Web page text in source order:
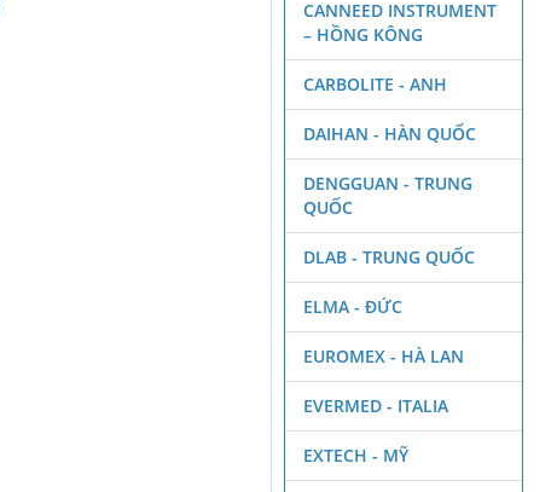
CANNEED INSTRUMENT
– HỒNG KÔNG
CARBOLITE - ANH
DAIHAN - HÀN QUỐC
DENGGUAN - TRUNG
QUỐC
DLAB - TRUNG QUỐC
ELMA - ĐỨC
EUROMEX - HÀ LAN
EVERMED - ITALIA
EXTECH - MỸ